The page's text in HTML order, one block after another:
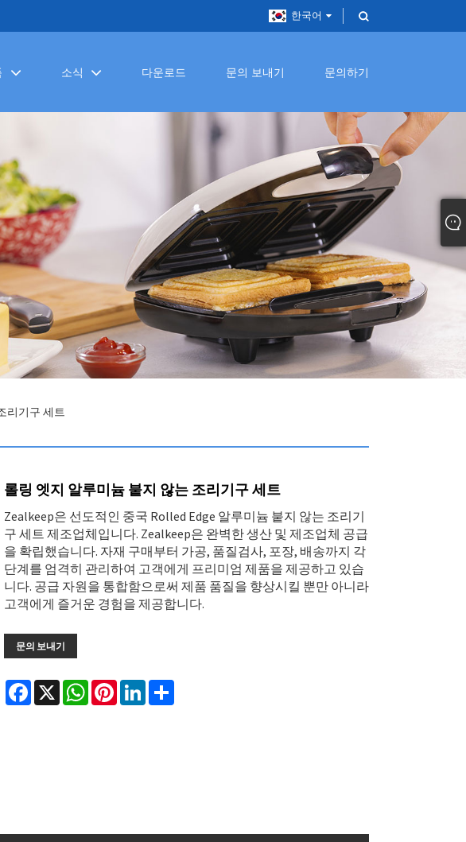
한국어
소식 다운로드 문의 보내기 문의하기
리기구 세트
롤링 엣지 알루미늄 붙지 않는 조리기구 세트
Zealkeep은 선도적인 중국 Rolled Edge 알루미늄 붙지 않는 조리기
구 세트 제조업체입니다. Zealkeep은 완벽한 생산 및 제조업체 공급
을 확립했습니다. 자재 구매부터 가공, 품질검사, 포장, 배송까지 각
단계를 엄격히 관리하여 고객에게 프리미엄 제품을 제공하고 있습
니다. 공급 자원을 통합함으로써 제품 품질을 향상시킬 뿐만 아니라
고객에게 즐거운 경험을 제공합니다.
문의 보내기
Facebook
X WhatsAppPinterestLinkedInShare